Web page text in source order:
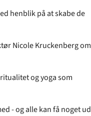
henblik på at skabe de
Nicole Kruckenberg om
og yoga som
- og alle kan få noget ud